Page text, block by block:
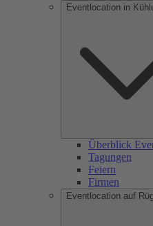
Eventlocation in
Überblick
Tagungen
Feiern
Firmen
Eventlocation auf